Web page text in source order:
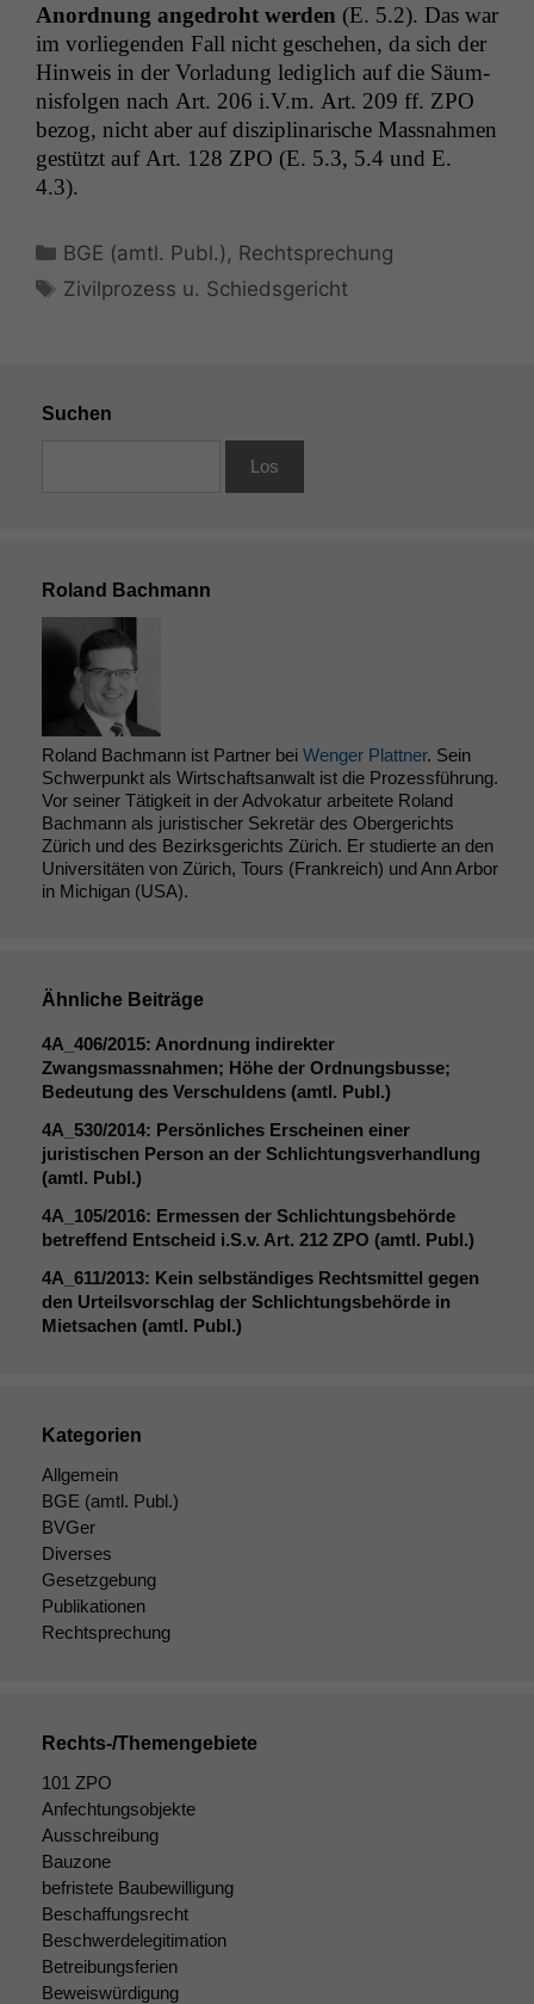
Anord­nung ange­dro­ht wer­den (E. 5.2). Das war
im vor­liegen­den Fall nicht geschehen, da sich der
Hin­weis in der Vor­ladung lediglich auf die Säum­
n­is­fol­gen nach Art. 206 i.V.m. Art. 209 ff. ZPO
bezog, nicht aber auf diszi­pli­nar­ische Mass­nah­men
gestützt auf Art. 128 ZPO (E. 5.3, 5.4 und E.
4.3).
Kategorien
BGE (amtl. Publ.) , Rechtsprechung
Schlagwörter
Zivilprozess u. Schiedsgericht
Suchen
Roland Bachmann
Roland Bachmann ist Partner bei Wenger Plattner. Sein
Schwerpunkt als Wirtschaftsanwalt ist die Prozessführung.
Vor seiner Tätigkeit in der Advokatur arbeitete Roland
Bachmann als juristischer Sekretär des Obergerichts
Zürich und des Bezirksgerichts Zürich. Er studierte an den
Universitäten von Zürich, Tours (Frankreich) und Ann Arbor
in Michigan (USA).
Ähnliche Beiträge
4A_406/2015: Anordnung indirekter
Zwangsmassnahmen; Höhe der Ordnungsbusse;
Bedeutung des Verschuldens (amtl. Publ.)
4A_530/2014: Persönliches Erscheinen einer
juristischen Person an der Schlichtungsverhandlung
(amtl. Publ.)
4A_105/2016: Ermessen der Schlichtungsbehörde
betreffend Entscheid i.S.v. Art. 212 ZPO (amtl. Publ.)
4A_611/2013: Kein selbständiges Rechtsmittel gegen
den Urteilsvorschlag der Schlichtungsbehörde in
Mietsachen (amtl. Publ.)
Kategorien
Allgemein
BGE (amtl. Publ.)
BVGer
Diverses
Gesetzgebung
Publikationen
Rechtsprechung
Rechts-/Themengebiete
101 ZPO
Anfechtungsobjekte
Ausschreibung
Bauzone
befristete Baubewilligung
Beschaffungsrecht
Beschwerdelegitimation
Betreibungsferien
Beweiswürdigung